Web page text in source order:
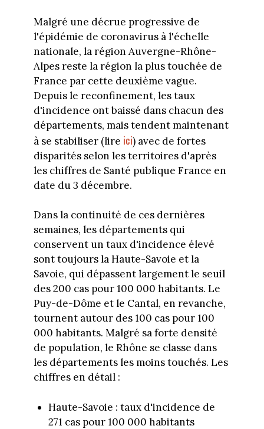
Malgré une décrue progressive de
l'épidémie de coronavirus à l'échelle
nationale, la région Auvergne-Rhône-
Alpes reste la région la plus touchée de
France par cette deuxième vague.
Depuis le reconfinement, les taux
d'incidence ont baissé dans chacun des
départements, mais tendent maintenant
à se stabiliser (lire ici) avec de fortes
disparités selon les territoires d'après
les chiffres de Santé publique France en
date du 3 décembre.
Dans la continuité de ces dernières
semaines, les départements qui
conservent un taux d'incidence élevé
sont toujours la Haute-Savoie et la
Savoie, qui dépassent largement le seuil
des 200 cas pour 100 000 habitants. Le
Puy-de-Dôme et le Cantal, en revanche,
tournent autour des 100 cas pour 100
000 habitants. Malgré sa forte densité
de population, le Rhône se classe dans
les départements les moins touchés. Les
chiffres en détail :
Haute-Savoie : taux d'incidence de
271 cas pour 100 000 habitants